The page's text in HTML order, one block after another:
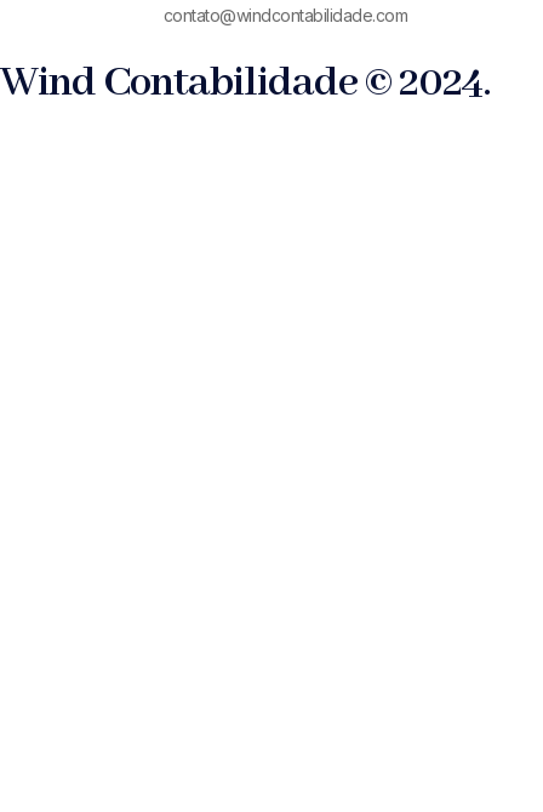
contato@windcontabilidade.com
Wind Contabilidade © 2024.